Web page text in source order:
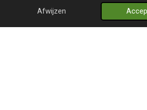
Afwijzen
Nintendo in any way. For the guidelines please
E-mailadres